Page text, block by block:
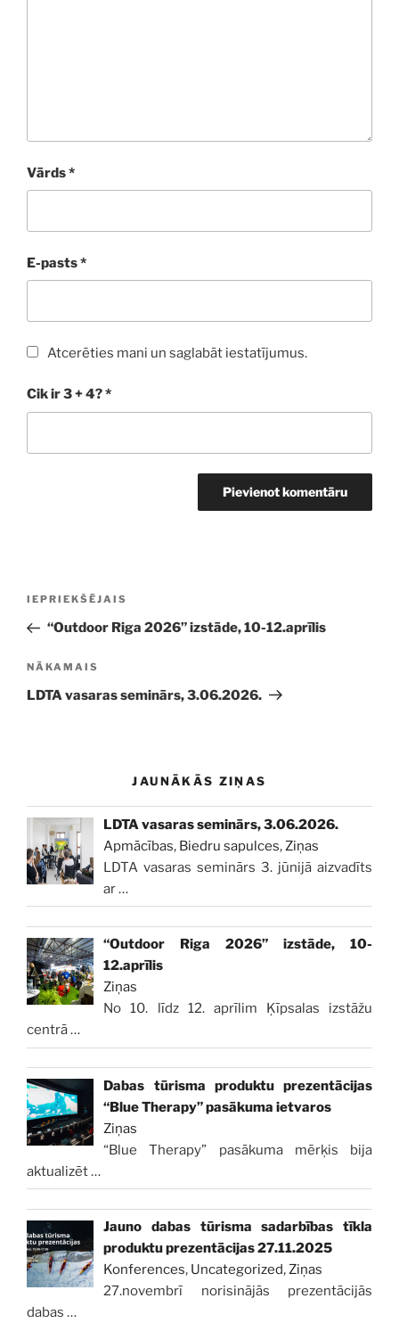
Vārds*
E-pasts*
Atcerēties mani un saglabāt iestatījumus.
Cik ir 3 + 4?*
Iepriekšējā
ziņa:
IEPRIEKŠĒJAIS
“Outdoor Riga 2026” izstāde, 10-12.aprīlis
Nākamā
ziņa
NĀKAMAIS
LDTA vasaras seminārs, 3.06.2026.
JAUNĀKĀS ZIŅAS
LDTA vasaras seminārs, 3.06.2026.
Apmācības, Biedru sapulces, Ziņas
LDTA vasaras seminārs 3. jūnijā aizvadīts
ar…
“Outdoor Riga 2026” izstāde, 10-
12.aprīlis
Ziņas
No 10. līdz 12. aprīlim Ķīpsalas izstāžu
centrā…
Dabas tūrisma produktu prezentācijas
“Blue Therapy” pasākuma ietvaros
Ziņas
“Blue Therapy” pasākuma mērķis bija
aktualizēt…
Jauno dabas tūrisma sadarbības tīkla
produktu prezentācijas 27.11.2025
Konferences, Uncategorized,Ziņas
27.novembrī norisinājās prezentācijās
dabas …